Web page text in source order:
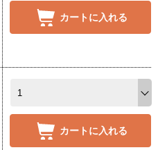
カートに入れる
カートに入れる